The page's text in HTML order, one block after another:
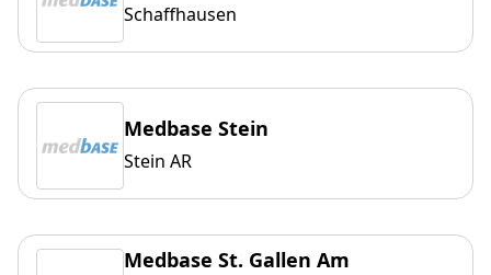
Schaffhausen
Medbase Stein
Stein AR
Medbase St. Gallen Am